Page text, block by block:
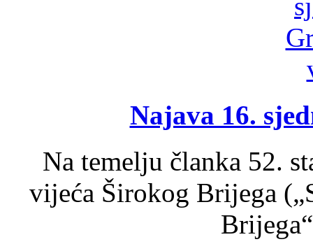
Najava 16.
Na temelju članka 52.
vijeća Širokog Brijega